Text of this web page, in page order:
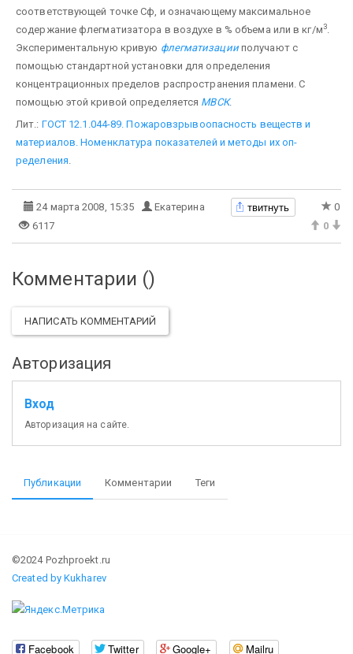
соответствующей точке Сф, и означающему максимальное
содержание флегматизатора в воздухе в % объема или в кг/м3.
Экспериментальную кривую флегматизацииполучают с
помощью стандартной установки для определения
концентрационных пределов распространения пла­мени. С
помощью этой кривой определяется МВСК.
Лит.: ГОСТ 12.1.044-89. Пожаровзрывоопасность веществ и
материалов. Номенклатура показателей и методы их оп­
ределения
24 марта 2008, 15:35 Екатерина твитнуть
0
6117
0
Комментарии ()
НАПИСАТЬ КОММЕНТАРИЙ
Авторизация
Вход
Авторизация на сайте.
Публикации Комментарии Теги
©2024 Pozhproekt.ru
Created by Kukharev
Facebook Twitter Google+ Mailru